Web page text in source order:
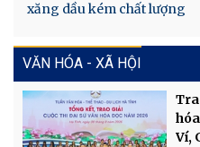
xăng dầu kém chất lượng
VĂN HÓA - XÃ HỘI
Ví,